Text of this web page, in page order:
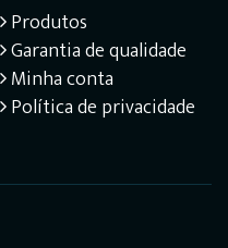
Produtos
Garantia de qualidade
Minha conta
Política de privacidade